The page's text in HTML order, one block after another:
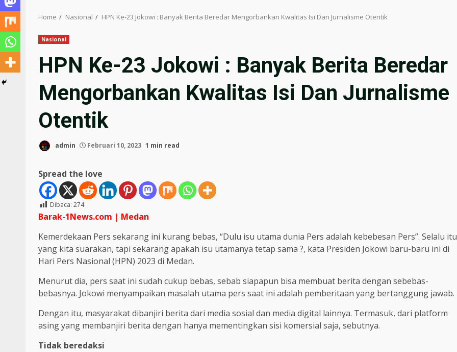
Home Nasional HPN Ke-23 Jokowi : Banyak Berita Beredar Mengorbankan Kwalitas Isi Dan Jurnalisme Otentik
Nasional
HPN Ke-23 Jokowi : Banyak Berita Beredar
Mengorbankan Kwalitas Isi Dan Jurnalisme
Otentik
admin Februari 10, 2023 1 min read
Spread the love
Dibaca: 274
Barak-1News.com | Medan
Kemerdekaan Pers sekarang ini kurang bebas, “Dulu isu utama dunia Pers adalah kebebesan Pers”. Selalu itu
yang kita suarakan, tapi sekarang apakah isu utamanya tetap sama ?, kata Presiden Jokowi baru-baru ini di
Hari Pers Nasional (HPN) 2023 di Medan.
Menurut dia, pers saat ini sudah cukup bebas, sebab siapapun bisa membuat berita dengan sebebas-
bebasnya. Jokowi menyampaikan masalah utama pers saat ini adalah pemberitaan yang bertanggung jawab.
Dengan itu, masyarakat dibanjiri berita dari media sosial dan media digital lainnya. Termasuk, dari platform
asing yang membanjiri berita dengan hanya mementingkan sisi komersial saja, sebutnya.
Tidak beredaksi